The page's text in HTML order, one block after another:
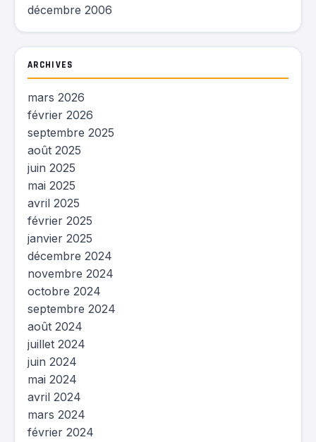
décembre 2006
ARCHIVES
mars 2026
février 2026
septembre 2025
août 2025
juin 2025
mai 2025
avril 2025
février 2025
janvier 2025
décembre 2024
novembre 2024
octobre 2024
septembre 2024
août 2024
juillet 2024
juin 2024
mai 2024
avril 2024
mars 2024
février 2024